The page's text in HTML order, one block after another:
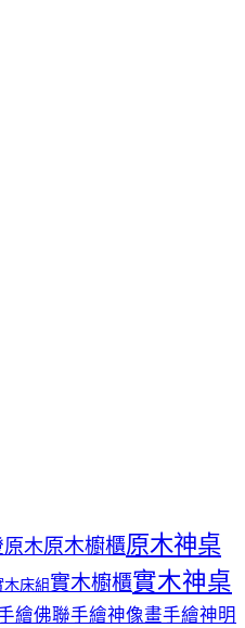
原木原木櫥櫃原木神桌
木床組實木櫥櫃實木神桌
繪佛聯手繪神像畫手繪神明